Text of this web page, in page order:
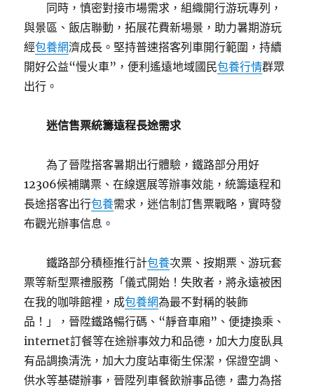
同時，慎密對接市場需求，組織開行游玩專列，
與景區、飯店聯動，拓展花費新場景，助力暑期游玩
經包養網濟成長。堅持普速搭客列車開行範圍，持續
開好公益“慢火車”，便利遙遠地域國民包養行情群眾
出行。
迷信售票統籌遠程長途需求
為了晉陞搭客暑期出行體驗，鐵路部分用好
12306候補購票、在線選展等辦事效能，統籌遠程和
長途搭客出行包養需求，迷信制訂售票戰略，實時發
布觀光辦事信息。
鐵路部分積極推行計包養次票、按期票、游玩套
票等新型票禮服務「儀式開始！失敗者，將永遠被困
在我的咖啡館裡，成包養網為最不對稱的裝飾
品！」，晉陞鐵路暢行碼、“靜音車廂”、便捷換乘、
internet訂餐等在途辦事效力和品德，加大力度臥具
有品調換清洗，加大力度站車衛生保潔，保證空調、
供水等基礎辦事，晉陞列車餐飲辦事品德，盡力為搭